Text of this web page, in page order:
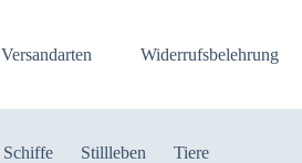
Versandarten Widerrufsbelehrung
Schiffe Stillleben Tiere